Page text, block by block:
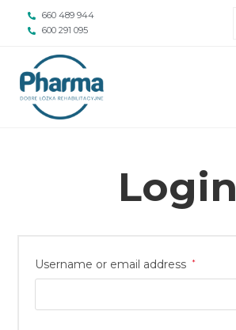
660 489 944
600 291 095
Login
Username or email address *